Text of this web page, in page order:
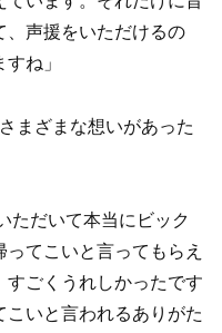
、声援をいただけるの
ね」
まざまな想いがあった
ただいて本当にビック
てこいと言ってもらえ
すごくうれしかったです
いと言われるありがた